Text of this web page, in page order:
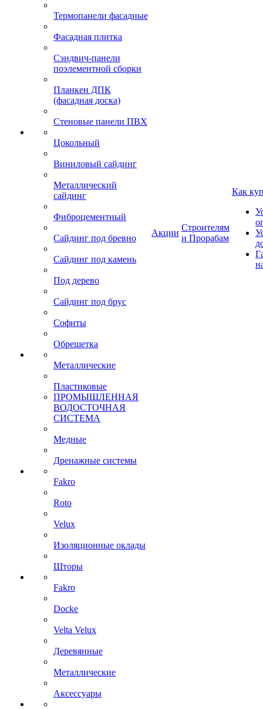
Термопанели фасадные
Фасадная плитка
Сэндвич-панели
поэлементной сборки
Планкен ДПК
(фасадная доска)
Стеновые панели ПВХ
Цокольный
Виниловый сайдинг
Металлический
сайдинг
Фиброцементный
Сайдинг под бревно
Сайдинг под камень
Под дерево
Сайдинг под брус
Софиты
Обрешетка
Металлические
Пластиковые
ПРОМЫШЛЕННАЯ
ВОДОСТОЧНАЯ
СИСТЕМА
Медные
Дренажные системы
Fakro
Roto
Velux
Изоляционные оклады
Шторы
Fakro
Docke
Velta Velux
Деревянные
Металлические
Аксессуары
Акции
Строителям
и Прорабам
Как